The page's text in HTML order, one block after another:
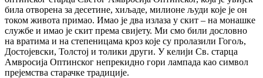
била отворена за десетине, хиљаде, милионе људи које је он
током живота примао. Имао је два излаза у скит – на монашке
службе и имао је скит према свијету. Ми смо били дословно
на вратима и на степеницама кроз које су пролазили Гогољ,
Достојевски, Толстој и толики други. У келији Св. старца
Амвросија Оптинског непрекидно гори лампада као символ
прејемства старачке традиције.